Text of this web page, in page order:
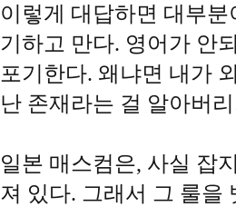
이렇게 대답하면 대부
기하고 만다. 영어가 안
포기한다. 왜냐면 내가
난 존재라는 걸 알아버
일본 매스컴은, 사실 잡
져 있다. 그래서 그 룰을